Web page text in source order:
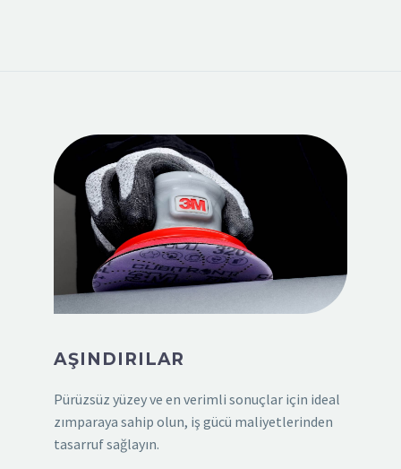
AŞINDIRILAR
Pürüzsüz yüzey ve en verimli sonuçlar için ideal
zımparaya sahip olun, iş gücü maliyetlerinden
tasarruf sağlayın.